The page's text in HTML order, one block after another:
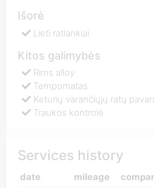
Išorė
Lieti ratlankiai
Kitos galimybės
Rims alloy
Tempomatas
Keturių varančiųjų ratų
Traukos kontrolė
Services history
date mileage